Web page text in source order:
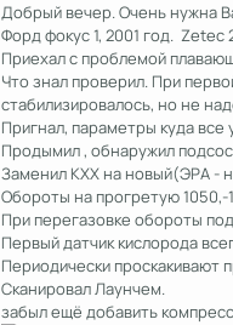
Добрый вечер. Очень нужна
Форд фокус 1, 2001 год. Zetec
Приехал с проблемой
Что знал проверил. При
стабилизировалось, но не
Пригнал, параметры куда
Продымил , обнаружил
Заменил КХХ на новый(ЭРА -
Обороты на прогретую 1050,-
При перегазовке обороты
Первый датчик кислорода
Периодически проскакивают
Сканировал Лаунчем.
забыл ещё добавить